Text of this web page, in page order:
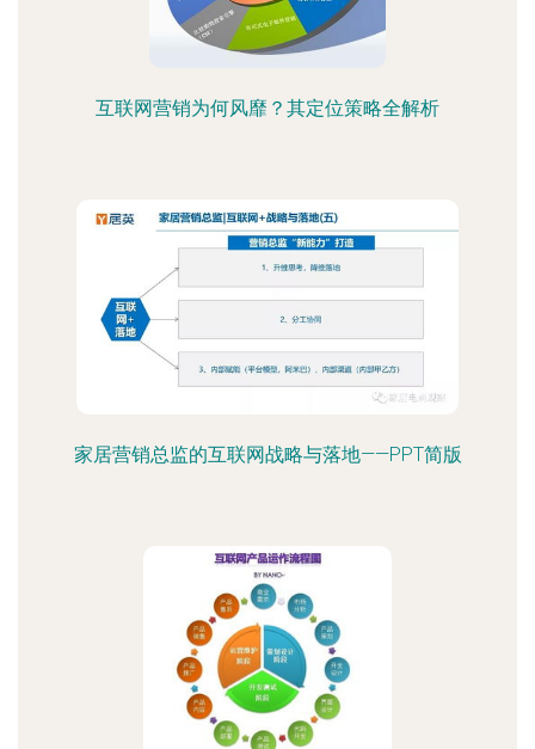
互联网营销为何风靡？其定位策略全解析
家居营销总监的互联网战略与落地——PPT简版